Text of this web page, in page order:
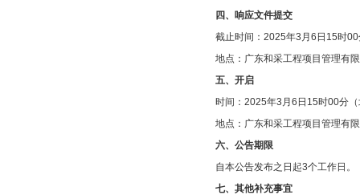
四、响应文件提交
截止时间：2025年3月6日15时
地点：广东和采工程项目管理有
五、开启
时间：2025年3月6日15时00分
地点：广东和采工程项目管理有
六、公告期限
自本公告发布之日起3个工作日。
七、其他补充事宜